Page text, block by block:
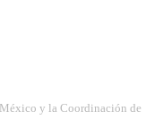
y la Coordinación de